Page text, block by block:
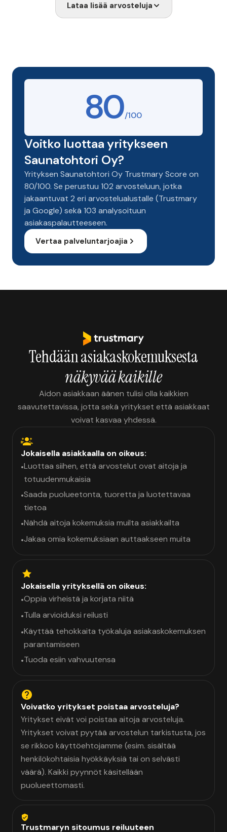
Lataa lisää arvosteluja
80/100
Voitko luottaa yritykseen
Saunatohtori Oy?
Yrityksen Saunatohtori Oy Trustmary Score on
80/100. Se perustuu 102 arvosteluun, jotka
jakaantuvat 2 eri arvostelualustalle (Trustmary
ja Google) sekä 103 analysoituun
asiakaspalautteeseen.
Vertaa palveluntarjoajia
Tehdään asiakaskokemuksesta
näkyvää kaikille
Aidon asiakkaan äänen tulisi olla kaikkien
saavutettavissa, jotta sekä yritykset että asiakkaat
voivat kasvaa yhdessä.
Jokaisella asiakkaalla on oikeus:
•Luottaa siihen, että arvostelut ovat aitoja ja
totuudenmukaisia
•Saada puolueetonta, tuoretta ja luotettavaa
tietoa
•Nähdä aitoja kokemuksia muilta asiakkailta
•Jakaa omia kokemuksiaan auttaakseen muita
Jokaisella yrityksellä on oikeus:
•Oppia virheistä ja korjata niitä
•Tulla arvioiduksi reilusti
•Käyttää tehokkaita työkaluja asiakaskokemuksen
parantamiseen
•Tuoda esiin vahvuutensa
Voivatko yritykset poistaa arvosteluja?
Yritykset eivät voi poistaa aitoja arvosteluja.
Yritykset voivat pyytää arvostelun tarkistusta, jos
se rikkoo käyttöehtojamme (esim. sisältää
henkilökohtaisia hyökkäyksiä tai on selvästi
väärä). Kaikki pyynnöt käsitellään
puolueettomasti.
Trustmaryn sitoumus reiluuteen